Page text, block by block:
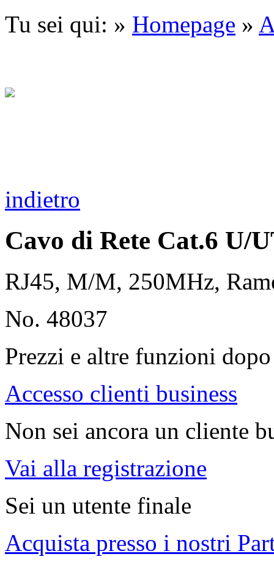
Tu sei qui: » Homepage »
indietro
Cavo di Rete Cat.6 U/
RJ45, M/M, 250MHz,
No. 48037
Prezzi e altre funzioni
Accesso clienti business
Non sei ancora un cliente
Vai alla registrazione
Sei un utente finale
Acquista presso i nostri